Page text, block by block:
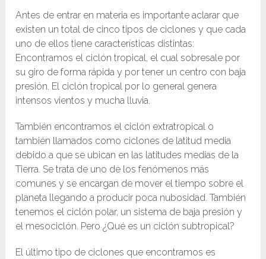
Antes de entrar en materia es importante aclarar que
existen un total de cinco tipos de ciclones y que cada
uno de ellos tiene características distintas:
Encontramos el ciclón tropical, el cual sobresale por
su giro de forma rápida y por tener un centro con baja
presión. El ciclón tropical por lo general genera
intensos vientos y mucha lluvia.
También encontramos el ciclón extratropical o
también llamados como ciclones de latitud media
debido a que se ubican en las latitudes medias de la
Tierra. Se trata de uno de los fenómenos más
comunes y se encargan de mover el tiempo sobre el
planeta llegando a producir poca nubosidad. También
tenemos el ciclón polar, un sistema de baja presión y
el mesociclón. Pero ¿Qué es un ciclón subtropical?
El último tipo de ciclones que encontramos es